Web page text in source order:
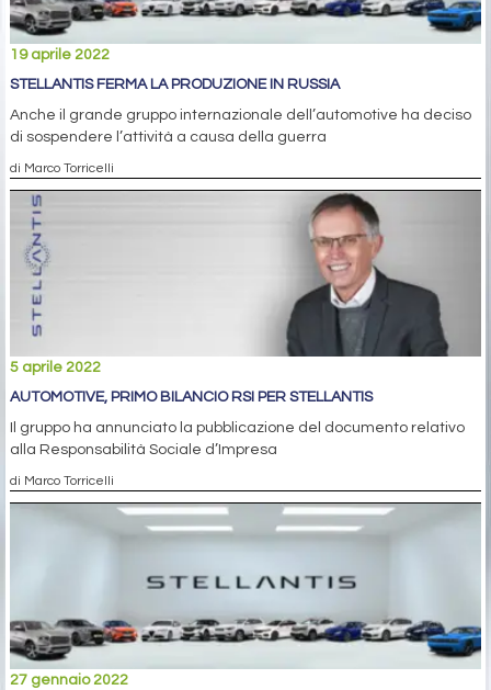
19 aprile 2022
STELLANTIS FERMA LA PRODUZIONE IN RUSSIA
Anche il grande gruppo internazionale dell’automotive ha deciso
di sospendere l’attività a causa della guerra
di Marco Torricelli
5 aprile 2022
AUTOMOTIVE, PRIMO BILANCIO RSI PER STELLANTIS
Il gruppo ha annunciato la pubblicazione del documento relativo
alla Responsabilità Sociale d’Impresa
di Marco Torricelli
27 gennaio 2022